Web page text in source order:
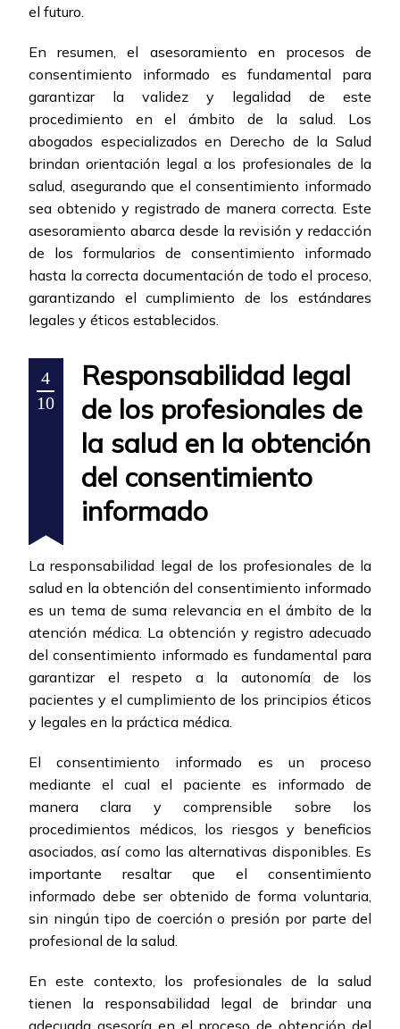
el futuro.
En resumen, el asesoramiento en procesos de
consentimiento informado es fundamental para
garantizar la validez y legalidad de este
procedimiento en el ámbito de la salud. Los
abogados especializados en Derecho de la Salud
brindan orientación legal a los profesionales de la
salud, asegurando que el consentimiento informado
sea obtenido y registrado de manera correcta. Este
asesoramiento abarca desde la revisión y redacción
de los formularios de consentimiento informado
hasta la correcta documentación de todo el proceso,
garantizando el cumplimiento de los estándares
legales y éticos establecidos.
4
10
Responsabilidad legal
de los profesionales de
la salud en la obtención
del consentimiento
informado
La responsabilidad legal de los profesionales de la
salud en la obtención del consentimiento informado
es un tema de suma relevancia en el ámbito de la
atención médica. La obtención y registro adecuado
del consentimiento informado es fundamental para
garantizar el respeto a la autonomía de los
pacientes y el cumplimiento de los principios éticos
y legales en la práctica médica.
El consentimiento informado es un proceso
mediante el cual el paciente es informado de
manera clara y comprensible sobre los
procedimientos médicos, los riesgos y beneficios
asociados, así como las alternativas disponibles. Es
importante resaltar que el consentimiento
informado debe ser obtenido de forma voluntaria,
sin ningún tipo de coerción o presión por parte del
profesional de la salud.
En este contexto, los profesionales de la salud
tienen la responsabilidad legal de brindar una